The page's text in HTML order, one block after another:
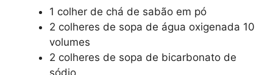
1 colher de chá de sabão em pó
2 colheres de sopa de água oxigenada 10
volumes
2 colheres de sopa de bicarbonato de